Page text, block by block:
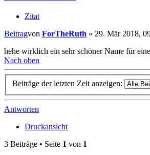
Zitat
Beitragvon ForTheRuth » 29. Mär 2018,
hehe wirklich ein sehr schöner Name für
Nach oben
Beiträge der letzten Zeit anzeigen:
Antworten
Druckansicht
3 Beiträge • Seite 1 von 1